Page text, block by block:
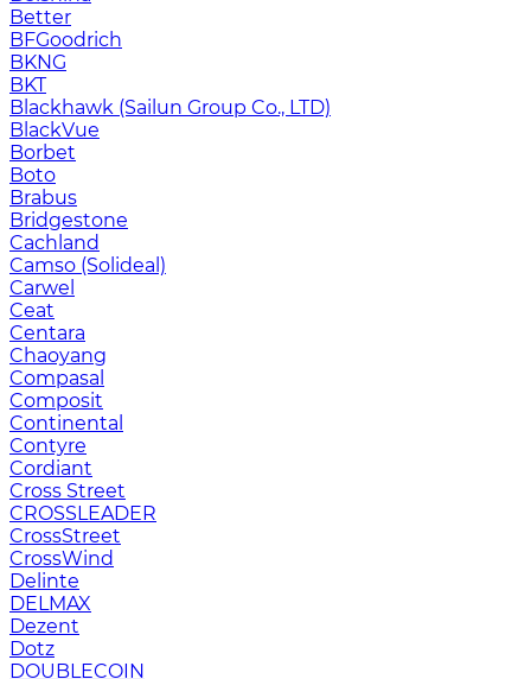
Better
BFGoodrich
BKNG
BKT
Blackhawk (Sailun Group Co., LTD)
BlackVue
Borbet
Boto
Brabus
Bridgestone
Cachland
Camso (Solideal)
Carwel
Ceat
Centara
Chaoyang
Compasal
Composit
Continental
Contyre
Cordiant
Cross Street
CROSSLEADER
CrossStreet
CrossWind
Delinte
DELMAX
Dezent
Dotz
DOUBLECOIN